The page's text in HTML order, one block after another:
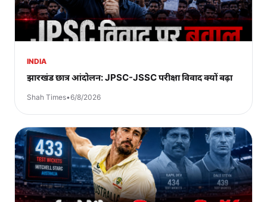
INDIA
झारखंड छात्र आंदोलन: JPSC-JSSC परीक्षा विवाद क्यों बढ़ा
Shah Times•6/8/2026